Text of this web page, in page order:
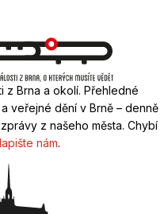
z Brna a okolí. Přehledné
veřejné dění v Brně – denně
z našeho města. Chybí
nám.